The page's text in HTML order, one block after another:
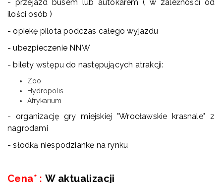
- przejazd busem lub autokarem ( w zależności od
ilości osób )
- opiekę pilota podczas całego wyjazdu
- ubezpieczenie NNW
- bilety wstępu do następujących atrakcji:
Zoo
Hydropolis
Afrykarium
- organizację gry miejskiej "Wrocławskie krasnale" z
nagrodami
- słodką niespodziankę na rynku
Cena* :W aktualizacji